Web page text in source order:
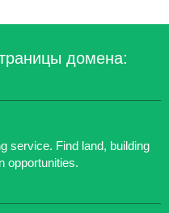
домена:
service. Find land, building
opportunities.